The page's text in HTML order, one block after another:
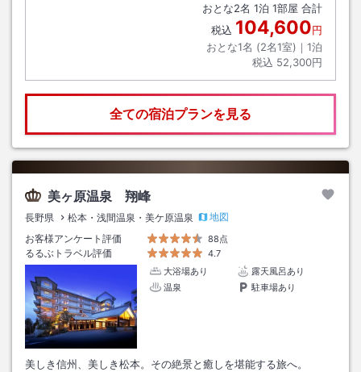
おとな2名 1泊 1部屋 合計
税込 104,600円
おとな1名 (2名1室)｜ 1泊
税込 52,300円
全ての宿泊プランを見る
美ヶ原温泉 翔峰
長野県 松本・浅間温泉・美ケ原温泉
地図
お客様アンケート評価
88点
るるぶトラベル評価
4.7
大浴場あり
露天風呂あり
温泉
駐車場あり
美しき信州、美しき松本。その絶景と癒しを堪能する旅へ。